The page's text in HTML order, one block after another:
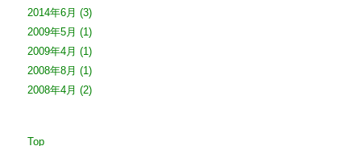
2014年6月 (3)
2009年5月 (1)
2009年4月 (1)
2008年8月 (1)
2008年4月 (2)
Top